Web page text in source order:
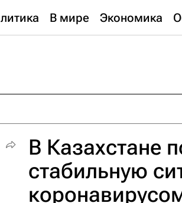
В мире Экономика
В Казахстане
стабильную